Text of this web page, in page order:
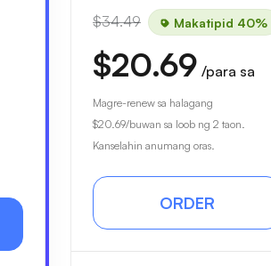
$34.49 Makatipid 40%
$20.69 /para sa
Magre-renew sa halagang
$20.69/buwan sa loob ng 2 taon.
Kanselahin anumang oras.
ORDER